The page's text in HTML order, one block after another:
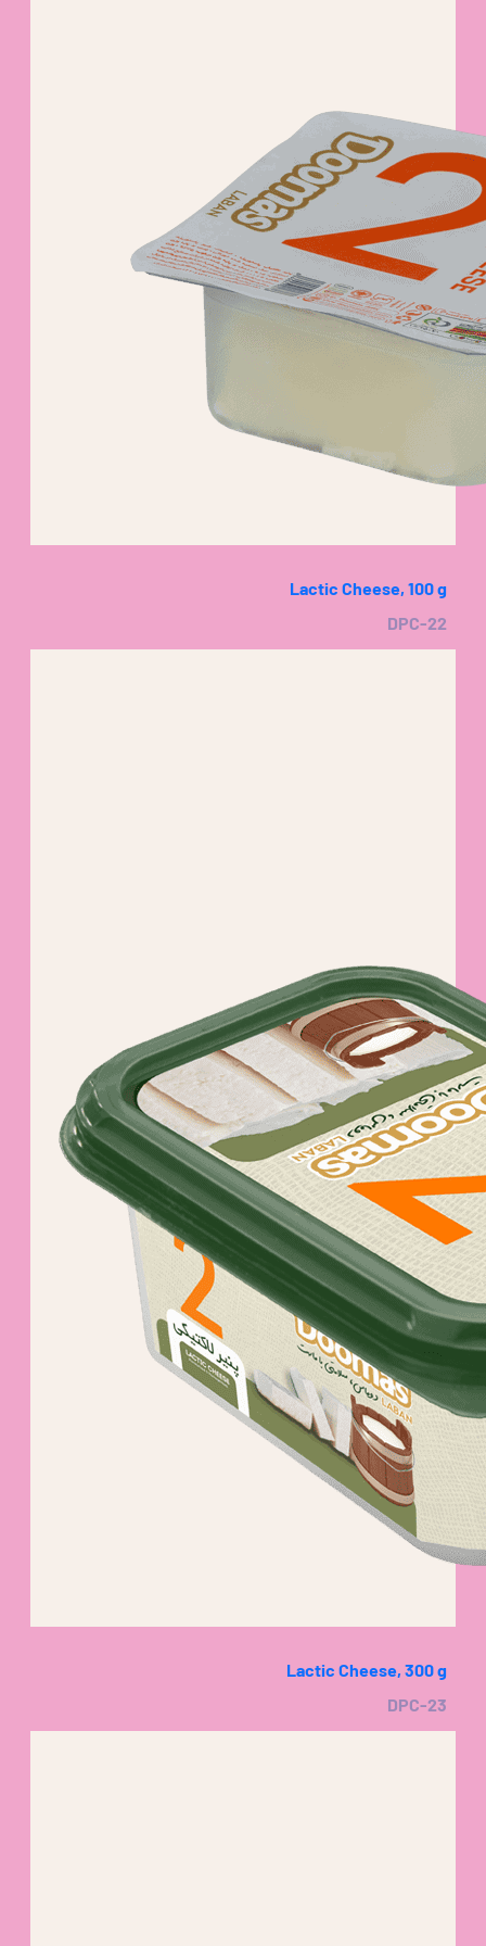
Lactic Cheese, 100 g
DPC-22
Lactic Cheese, 300 g
DPC-23